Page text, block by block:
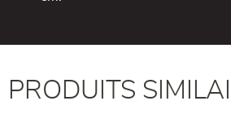
PRODUITS